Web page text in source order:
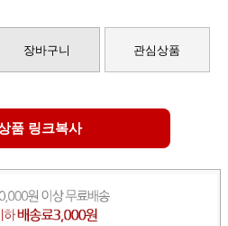
장바구니 관심상품
품 링크복사